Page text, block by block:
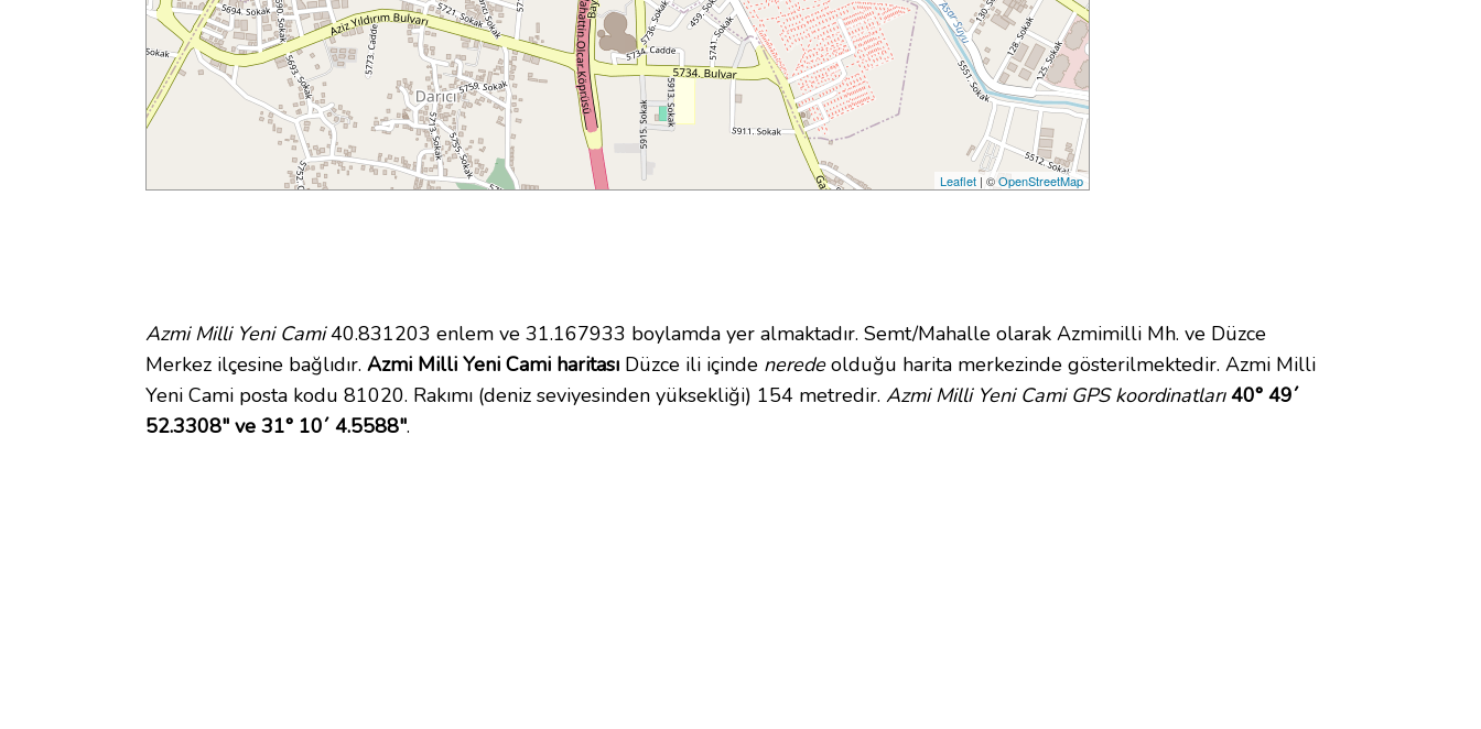
Leaflet | ©OpenStreetMap
Azmi Milli Yeni Cami40.831203 enlem ve 31.167933 boylamda yer almaktadır. Semt/Mahalle olarak Azmimilli Mh. ve Düzce
Merkez ilçesine bağlıdır. Azmi Milli Yeni Cami haritası Düzce ili içinde neredeolduğu harita merkezinde gösterilmektedir. Azmi Milli
Yeni Cami posta kodu 81020. Rakımı (deniz seviyesinden yüksekliği) 154 metredir. Azmi Milli Yeni Cami GPS koordinatları 40° 49´
52.3308" ve 31° 10´ 4.5588".